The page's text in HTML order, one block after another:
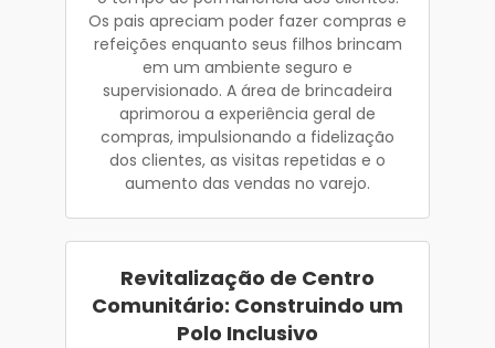
Os pais apreciam poder fazer compras e
refeições enquanto seus filhos brincam
em um ambiente seguro e
supervisionado. A área de brincadeira
aprimorou a experiência geral de
compras, impulsionando a fidelização
dos clientes, as visitas repetidas e o
aumento das vendas no varejo.
Revitalização de Centro
Comunitário: Construindo um
Polo Inclusivo